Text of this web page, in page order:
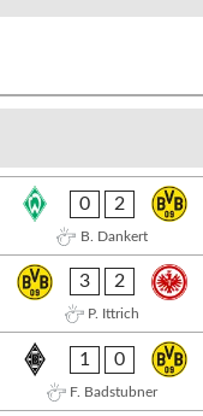
0 2
B. Dankert
3 2
P. Ittrich
1 0
F. Badstubner